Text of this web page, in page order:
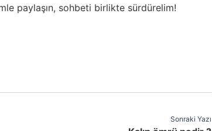
paylaşın, sohbeti birlikte sürdürelim!
Sonraki Yazı